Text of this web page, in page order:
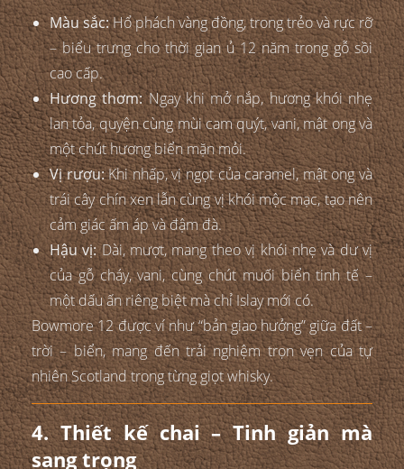
Màu sắc:Hổ phách vàng đồng, trong trẻo và rực rỡ
– biểu trưng cho thời gian ủ 12 năm trong gỗ sồi
cao cấp.
Hương thơm:Ngay khi mở nắp, hương khói nhẹ
lan tỏa, quyện cùng mùi cam quýt, vani, mật ong và
một chút hương biển mặn mỏi.
Vị rượu:Khi nhấp, vị ngọt của caramel, mật ong và
trái cây chín xen lẫn cùng vị khói mộc mạc, tạo nên
cảm giác ấm áp và đậm đà.
Hậu vị:Dài, mượt, mang theo vị khói nhẹ và dư vị
của gỗ cháy, vani, cùng chút muối biển tinh tế –
một dấu ấn riêng biệt mà chỉ Islay mới có.
Bowmore 12 được ví như “bản giao hưởng” giữa đất –
trời – biển, mang đến trải nghiệm trọn vẹn của tự
nhiên Scotland trong từng giọt whisky.
4. Thiết kế chai – Tinh giản mà
sang trọng